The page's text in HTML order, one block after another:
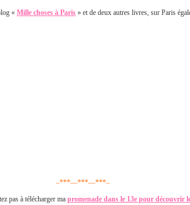
« Mille choses à Paris » et de deux autres livres, sur Paris
–***—***—***–
pas à télécharger ma promenade dans le 13e pour découvrir